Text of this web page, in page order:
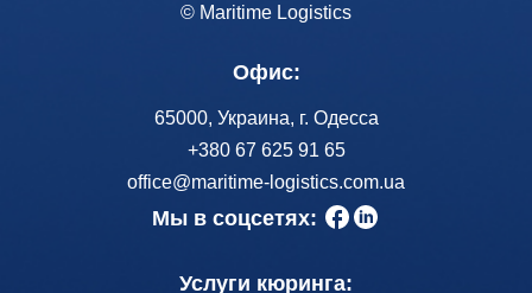
© Maritime Logistics
Офис:
65000, Украина, г. Одесса
+380 67 625 91 65
office@maritime-logistics.com.ua
Мы в соцсетях:
Услуги кюринга: